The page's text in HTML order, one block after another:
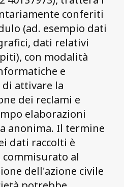
conferiti
(ad. esempio dati
dati relativi
con modalità
e
attivare la
dei reclami e
elaborazioni
anonima. Il termine
dati raccolti è
al
dell'azione civile